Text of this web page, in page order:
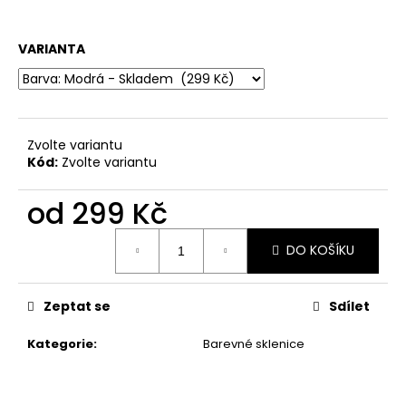
VARIANTA
Zvolte variantu
Kód: Zvolte variantu
od 299 Kč
DO KOŠÍKU
Kategorie: Barevné sklenice
Zeptat se Sdílet
r
u
č
j
e
m
e
SE
JMÉNEM
Kč